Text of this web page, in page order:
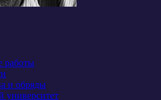
работы
и обряды
университет